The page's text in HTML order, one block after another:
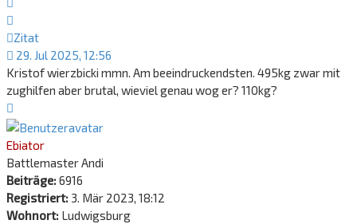
Zitat
29. Jul 2025, 12:56
Kristof wierzbicki mmn. Am beeindruckendsten. 495kg zwar mit
zughilfen aber brutal, wieviel genau wog er? 110kg?
oben
Ebiator
Battlemaster Andi
Beiträge:6916
Registriert: 3. Mär 2023, 18:12
Wohnort: Ludwigsburg